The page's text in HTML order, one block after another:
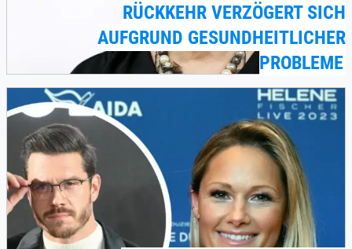
RÜCKKEHR VERZÖGERT SICH
AUFGRUND GESUNDHEITLICHER
PROBLEME